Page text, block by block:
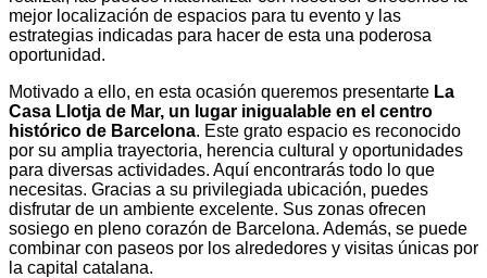
mejor localización de espacios para tu evento y las
estrategias indicadas para hacer de esta una poderosa
oportunidad.
Motivado a ello, en esta ocasión queremos presentarte La
Casa Llotja de Mar, un lugar inigualable en el centro
histórico de Barcelona. Este grato espacio es reconocido
por su amplia trayectoria, herencia cultural y oportunidades
para diversas actividades. Aquí encontrarás todo lo que
necesitas. Gracias a su privilegiada ubicación, puedes
disfrutar de un ambiente excelente. Sus zonas ofrecen
sosiego en pleno corazón de Barcelona. Además, se puede
combinar con paseos por los alrededores y visitas únicas por
la capital catalana.